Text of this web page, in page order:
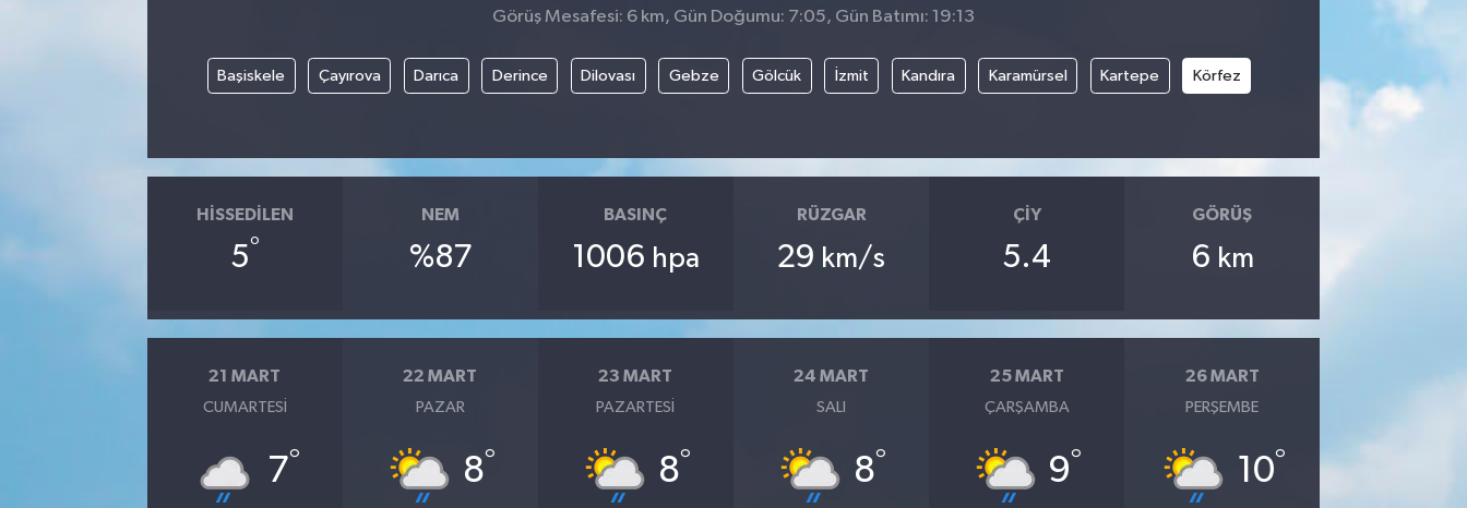
Görüş Mesafesi: 6 km, Gün Doğumu: 7:05, Gün Batımı: 19:13
Başiskele Çayırova Darıca Derince Dilovası Gebze Gölcük İzmit Kandıra Karamürsel Kartepe Körfez
HISSEDILEN
5°
NEM
%87
BASINÇ
1006 hpa
RÜZGAR
29 km/s
ÇIY
5.4
GÖRÜŞ
6 km
21 MART
CUMARTESI
7°
22 MART
PAZAR
8°
23 MART
PAZARTESI
8°
24 MART
SALI
8°
25 MART
ÇARŞAMBA
9°
26 MART
PERŞEMBE
10°